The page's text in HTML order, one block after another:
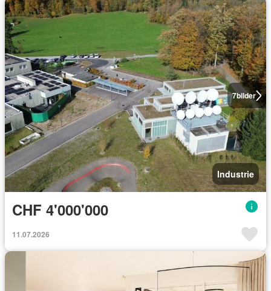
7bilder
Industrie
CHF 4'000'000
11.07.2026